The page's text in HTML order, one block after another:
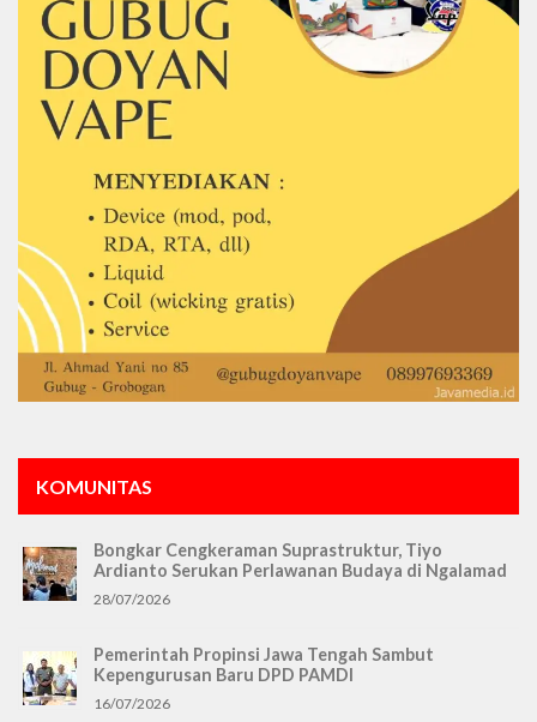
KOMUNITAS
Bongkar Cengkeraman Suprastruktur, Tiyo
Ardianto Serukan Perlawanan Budaya di Ngalamad
28/07/2026
Pemerintah Propinsi Jawa Tengah Sambut
Kepengurusan Baru DPD PAMDI
16/07/2026